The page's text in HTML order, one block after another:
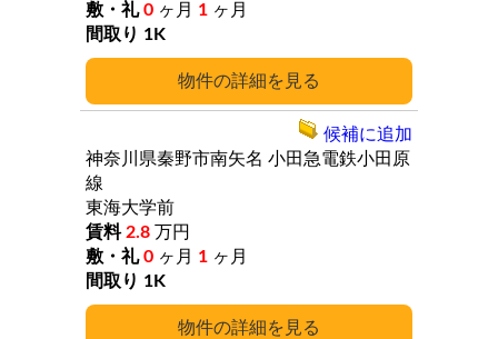
詳細
0 ヶ月 1 ヶ月
1K
詳細
神奈川県秦野市南矢名 小田急電鉄小田原
線
東海大学前
2.8 万円
0 ヶ月 1 ヶ月
1K
候補に追加